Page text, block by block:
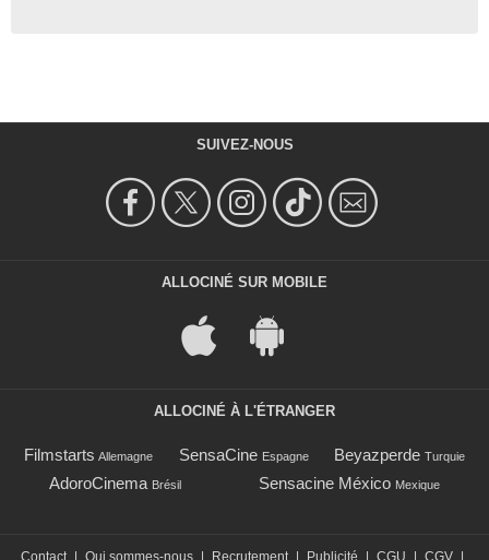
SUIVEZ-NOUS
ALLOCINÉ SUR MOBILE
ALLOCINÉ À L'ÉTRANGER
Filmstarts Allemagne SensaCine Espagne Beyazperde Turquie
AdoroCinema Brésil Sensacine México Mexique